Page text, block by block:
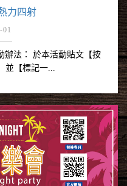
力四射
01
辦法： 於本活動貼文【按
並【標記一...